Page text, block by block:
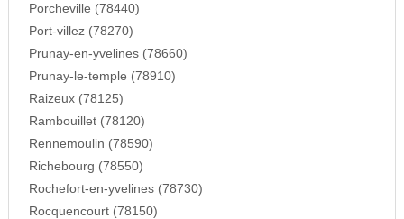
Porcheville (78440)
Port-villez (78270)
Prunay-en-yvelines (78660)
Prunay-le-temple (78910)
Raizeux (78125)
Rambouillet (78120)
Rennemoulin (78590)
Richebourg (78550)
Rochefort-en-yvelines (78730)
Rocquencourt (78150)